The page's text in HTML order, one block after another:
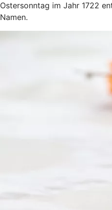
Ostersonntag im Jahr 1722
Namen.